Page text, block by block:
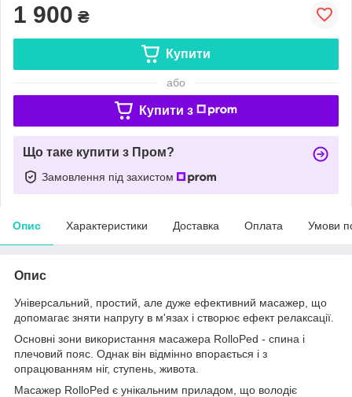
1 900 ₴
Купити
або
Купити з
Що таке купити з Пром?
Замовлення під захистом
Опис Характеристики Доставка Оплата Умови
Опис
Універсальний, простий, але дуже ефективний масажер, що
допомагає зняти напругу в м'язах і створює ефект релаксації.
Основні зони використання масажера RolloPed - спина і
плечовий пояс. Однак він відмінно впорається і з
опрацюванням ніг, ступень, живота.
Масажер RolloPed є унікальним приладом, що володіє